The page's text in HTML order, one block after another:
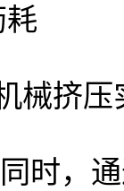
耗
械挤
时，